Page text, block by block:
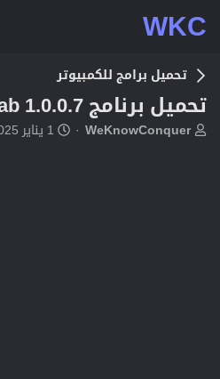
WKC
تحميل برامج للكمبيوتر
تحميل برنامج DVDFab RecordFab 1.0.0.7
بWeKnowConquer
ت1 يناير 2025